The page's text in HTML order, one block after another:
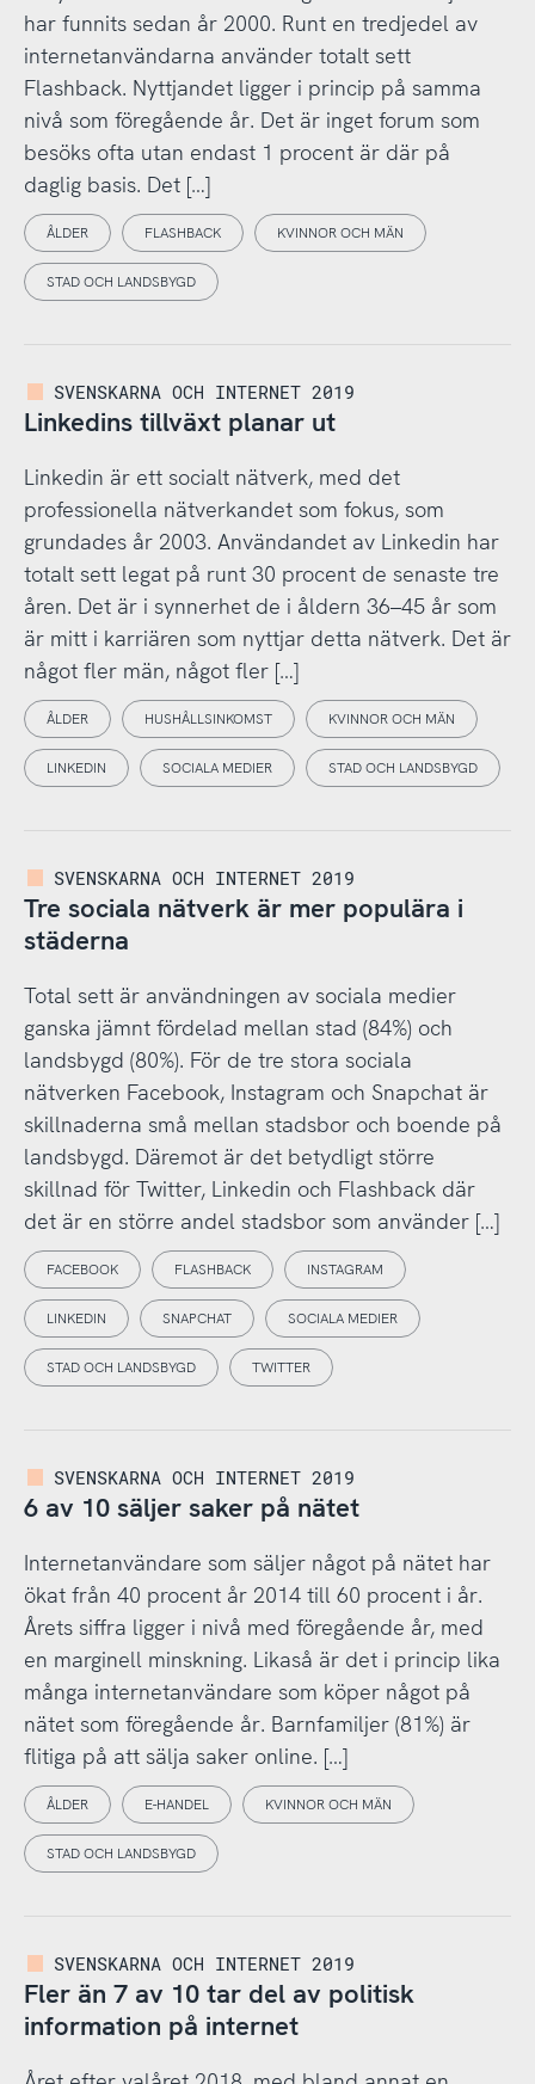
har funnits sedan år 2000. Runt en tredjedel av
internetanvändarna använder totalt sett
Flashback. Nyttjandet ligger i princip på samma
nivå som föregående år. Det är inget forum som
besöks ofta utan endast 1 procent är där på
daglig basis. Det […]
ÅLDER FLASHBACK KVINNOR OCH MÄN
STAD OCH LANDSBYGD
SVENSKARNA OCH INTERNET 2019
Linkedins tillväxt planar ut
Linkedin är ett socialt nätverk, med det
professionella nätverkandet som fokus, som
grundades år 2003. Användandet av Linkedin har
totalt sett legat på runt 30 procent de senaste tre
åren. Det är i synnerhet de i åldern 36–45 år som
är mitt i karriären som nyttjar detta nätverk. Det är
något fler män, något fler […]
ÅLDER HUSHÅLLSINKOMST KVINNOR OCH MÄN
LINKEDIN SOCIALA MEDIER STAD OCH LANDSBYGD
SVENSKARNA OCH INTERNET 2019
Tre sociala nätverk är mer populära i
städerna
Total sett är användningen av sociala medier
ganska jämnt fördelad mellan stad (84%) och
landsbygd (80%). För de tre stora sociala
nätverken Facebook, Instagram och Snapchat är
skillnaderna små mellan stadsbor och boende på
landsbygd. Däremot är det betydligt större
skillnad för Twitter, Linkedin och Flashback där
det är en större andel stadsbor som använder […]
FACEBOOK FLASHBACK INSTAGRAM
LINKEDIN SNAPCHAT SOCIALA MEDIER
STAD OCH LANDSBYGD TWITTER
SVENSKARNA OCH INTERNET 2019
6 av 10 säljer saker på nätet
Internetanvändare som säljer något på nätet har
ökat från 40 procent år 2014 till 60 procent i år.
Årets siffra ligger i nivå med föregående år, med
en marginell minskning. Likaså är det i princip lika
många internetanvändare som köper något på
nätet som föregående år. Barnfamiljer (81%) är
flitiga på att sälja saker online. […]
ÅLDER E-HANDEL KVINNOR OCH MÄN
STAD OCH LANDSBYGD
SVENSKARNA OCH INTERNET 2019
Fler än 7 av 10 tar del av politisk
information på internet